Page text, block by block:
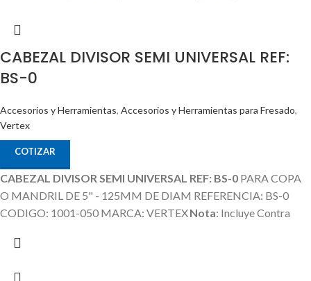
CABEZAL DIVISOR SEMI UNIVERSAL REF:
BS-0
Accesorios y Herramientas, Accesorios y Herramientas para Fresado,
Vertex
COTIZAR
CABEZAL DIVISOR SEMI UNIVERSAL REF: BS-0 PARA COPA
O MANDRIL DE 5" - 125MM DE DIAM REFERENCIA: BS-0
CODIGO: 1001-050 MARCA: VERTEXNota: Incluye Contra
Adicional que no esta incluido en el Precio